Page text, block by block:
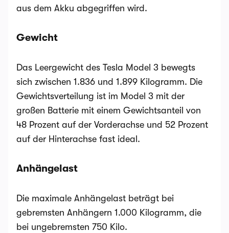
aus dem Akku abgegriffen wird.
Gewicht
Das Leergewicht des Tesla Model 3 bewegts
sich zwischen 1.836 und 1.899 Kilogramm. Die
Gewichtsverteilung ist im Model 3 mit der
großen Batterie mit einem Gewichtsanteil von
48 Prozent auf der Vorderachse und 52 Prozent
auf der Hinterachse fast ideal.
Anhängelast
Die maximale Anhängelast beträgt bei
gebremsten Anhängern 1.000 Kilogramm, die
bei ungebremsten 750 Kilo.